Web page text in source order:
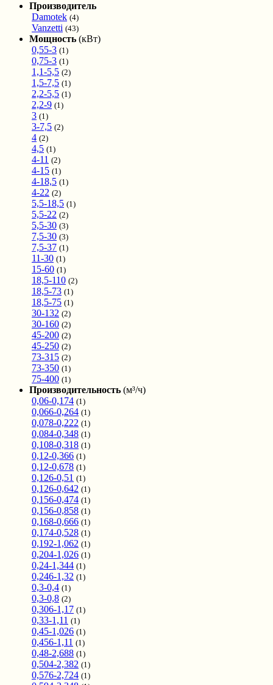
Производитель
Damotek (4)
Vanzetti (43)
Мощность (кВт)
0,55-3 (1)
0,75-3 (1)
1,1-5,5 (2)
1,5-7,5 (1)
2,2-5,5 (1)
2,2-9 (1)
3 (1)
3-7,5 (2)
4 (2)
4,5 (1)
4-11 (2)
4-15 (1)
4-18,5 (1)
4-22 (2)
5,5-18,5 (1)
5,5-22 (2)
5,5-30 (3)
7,5-30 (3)
7,5-37 (1)
11-30 (1)
15-60 (1)
18,5-110 (2)
18,5-73 (1)
18,5-75 (1)
30-132 (2)
30-160 (2)
45-200 (2)
45-250 (2)
73-315 (2)
73-350 (1)
75-400 (1)
Производительность (м³/ч)
0,06-0,174 (1)
0,066-0,264 (1)
0,078-0,222 (1)
0,084-0,348 (1)
0,108-0,318 (1)
0,12-0,366 (1)
0,12-0,678 (1)
0,126-0,51 (1)
0,126-0,642 (1)
0,156-0,474 (1)
0,156-0,858 (1)
0,168-0,666 (1)
0,174-0,528 (1)
0,192-1,062 (1)
0,204-1,026 (1)
0,24-1,344 (1)
0,246-1,32 (1)
0,3-0,4 (1)
0,3-0,8 (2)
0,306-1,17 (1)
0,33-1,11 (1)
0,45-1,026 (1)
0,456-1,11 (1)
0,48-2,688 (1)
0,504-2,382 (1)
0,576-2,724 (1)